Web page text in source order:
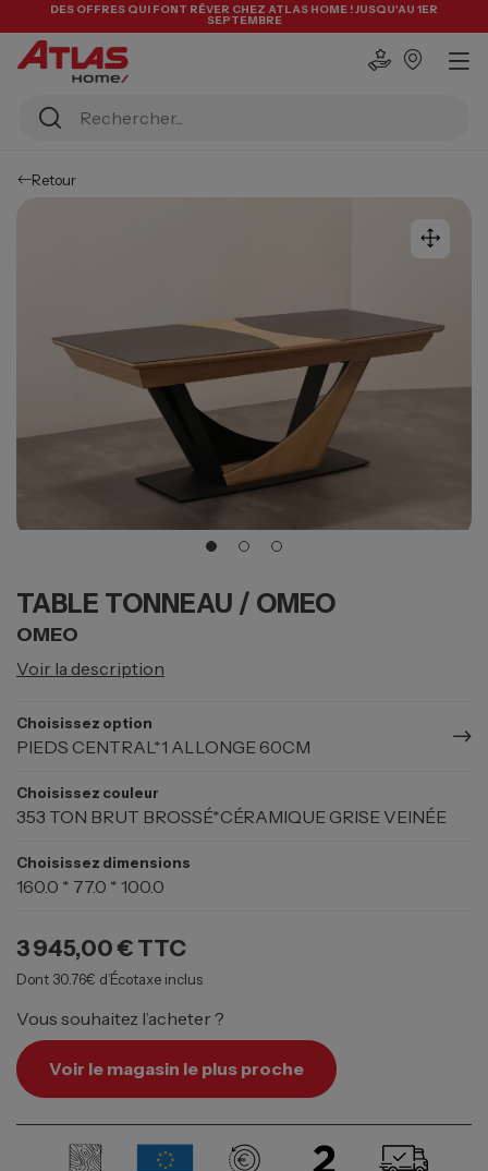
DES OFFRES QUI FONT RÊVER CHEZ ATLAS HOME ! JUSQU'AU 1ER
SEPTEMBRE
Retour
TABLE TONNEAU / OMEO
OMEO
Voir la description
Choisissez option
PIEDS CENTRAL*1 ALLONGE 60CM
Choisissez couleur
353 TON BRUT BROSSÉ*CÉRAMIQUE GRISE VEINÉE
Choisissez dimensions
160.0 * 77.0 * 100.0
3 945,00 € TTC
Dont 30.76€ d’Écotaxe inclus
Vous souhaitez l’acheter ?
Voir le magasin le plus proche